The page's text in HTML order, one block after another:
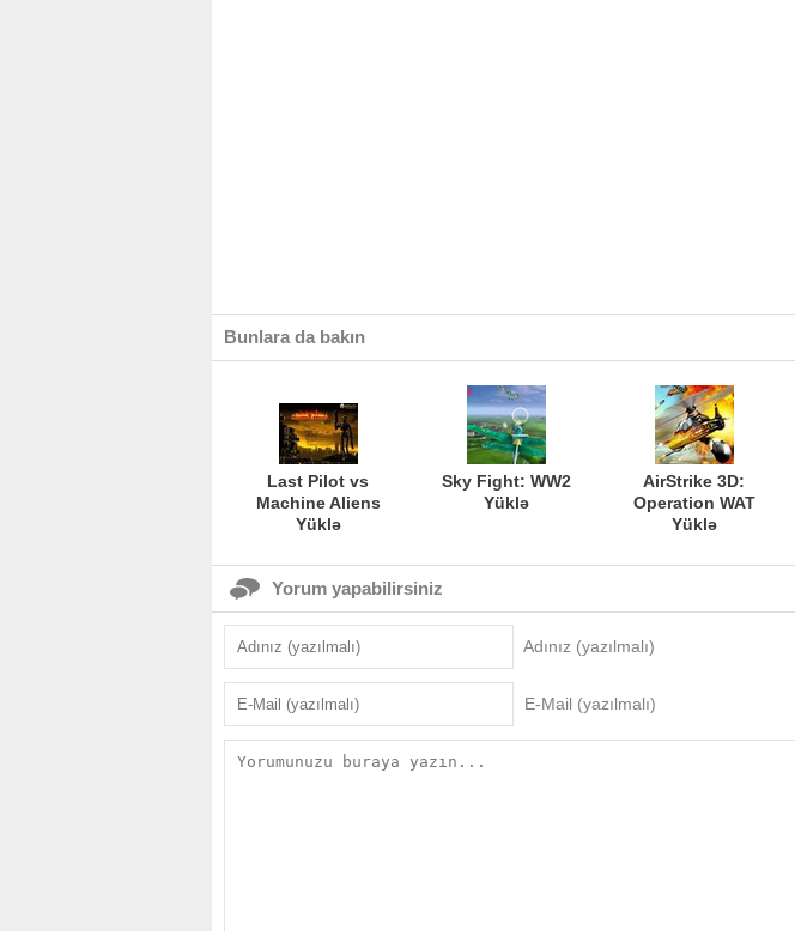
Bunlara da bakın
Last Pilot vs
Machine Aliens
Yüklə
Sky Fight: WW2
Yüklə
AirStrike 3D:
Operation WAT
Yüklə
Yorum yapabilirsiniz
Adınız (yazılmalı)
E-Mail (yazılmalı)